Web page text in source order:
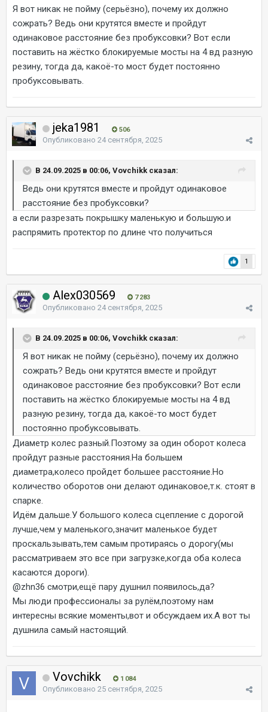
Я вот никак не пойму (серьёзно), почему их должно
сожрать? Ведь они крутятся вместе и пройдут
одинаковое расстояние без пробуксовки? Вот если
поставить на жёстко блокируемые мосты на 4 вд разную
резину, тогда да, какоё-то мост будет постоянно
пробуксовывать.
jeka1981 506
Опубликовано 24 сентября, 2025
В 24.09.2025 в 00:06, Vovchikk сказал:
Ведь они крутятся вместе и пройдут одинаковое
расстояние без пробуксовки?
а если разрезать покрышку маленькую и большую.и
распрямить протектор по длине что получиться
1
Alex030569 7 283
Опубликовано 24 сентября, 2025
В 24.09.2025 в 00:06, Vovchikk сказал:
Я вот никак не пойму (серьёзно), почему их должно
сожрать? Ведь они крутятся вместе и пройдут
одинаковое расстояние без пробуксовки? Вот если
поставить на жёстко блокируемые мосты на 4 вд
разную резину, тогда да, какоё-то мост будет
постоянно пробуксовывать.
Диаметр колес разный.Поэтому за один оборот колеса
пройдут разные расстояния.На большем
диаметра,колесо пройдет большее расстояние.Но
количество оборотов они делают одинаковое,т.к. стоят в
спарке.
Идём дальше.У большого колеса сцепление с дорогой
лучше,чем у маленького,значит маленькое будет
проскальзывать,тем самым протираясь о дорогу(мы
рассматриваем это все при загрузке,когда оба колеса
касаются дороги).
@zhn36 смотри,ещё пару душнил появилось,да?
Мы люди профессионалы за рулём,поэтому нам
интересны всякие моменты,вот и обсуждаем их.А вот ты
душнила самый настоящий.
Vovchikk 1 084
Опубликовано 25 сентября, 2025